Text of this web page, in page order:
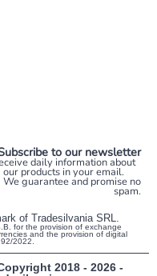
to our newsletter
daily information about
our products in your email.
We guarantee and promise no
spam.
of Tradesilvania SRL.
for the provision of exchange
and the provision of digital
2022.
2018 - 2026 -